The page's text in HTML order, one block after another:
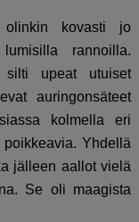
olinkin kovasti jo
rannoilla.
silti upeat utuiset
auringonsäteet
kolmella eri
Yhdellä
jälleen aallot vielä
Se oli maagista